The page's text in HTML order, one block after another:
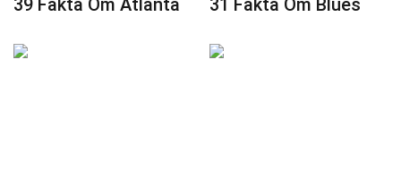
39 Fakta Om Atlanta 31 Fakta Om Blues